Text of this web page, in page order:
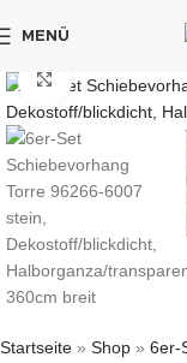
MENÜ
klicken um
Startseite » Shop » 6er-